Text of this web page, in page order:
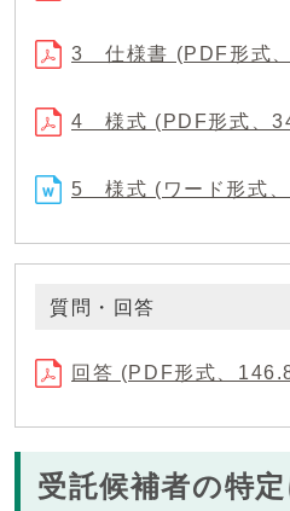
3 仕様書 (PDF形式
4 様式 (PDF形式、
5 様式 (ワード形式
質問・回答
回答 (PDF形式、
受託候補者の特